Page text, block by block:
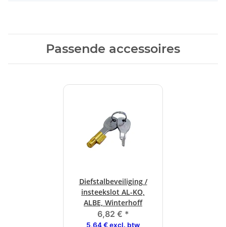
Passende accessoires
Diefstalbeveiliging /
insteekslot AL-KO,
ALBE, Winterhoff
6,82 € *
5,64 € excl. btw